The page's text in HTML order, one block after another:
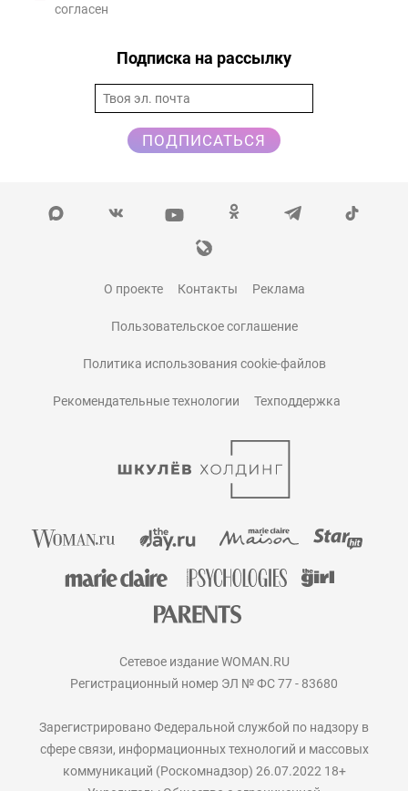
согласен
Подписка на рассылку
ПОДПИСАТЬСЯ
О проекте Контакты Реклама
Пользовательское соглашение
Политика использования cookie-файлов
Рекомендательные технологии Техподдержка
Сетевое издание WOMAN.RU
Регистрационный номер ЭЛ № ФС 77 - 83680
Зарегистрировано Федеральной службой по надзору в
сфере связи, информационных технологий и массовых
коммуникаций (Роскомнадзор) 26.07.2022 18+